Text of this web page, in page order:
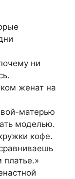
ни
женат на
матерью
моделью.
кофе.